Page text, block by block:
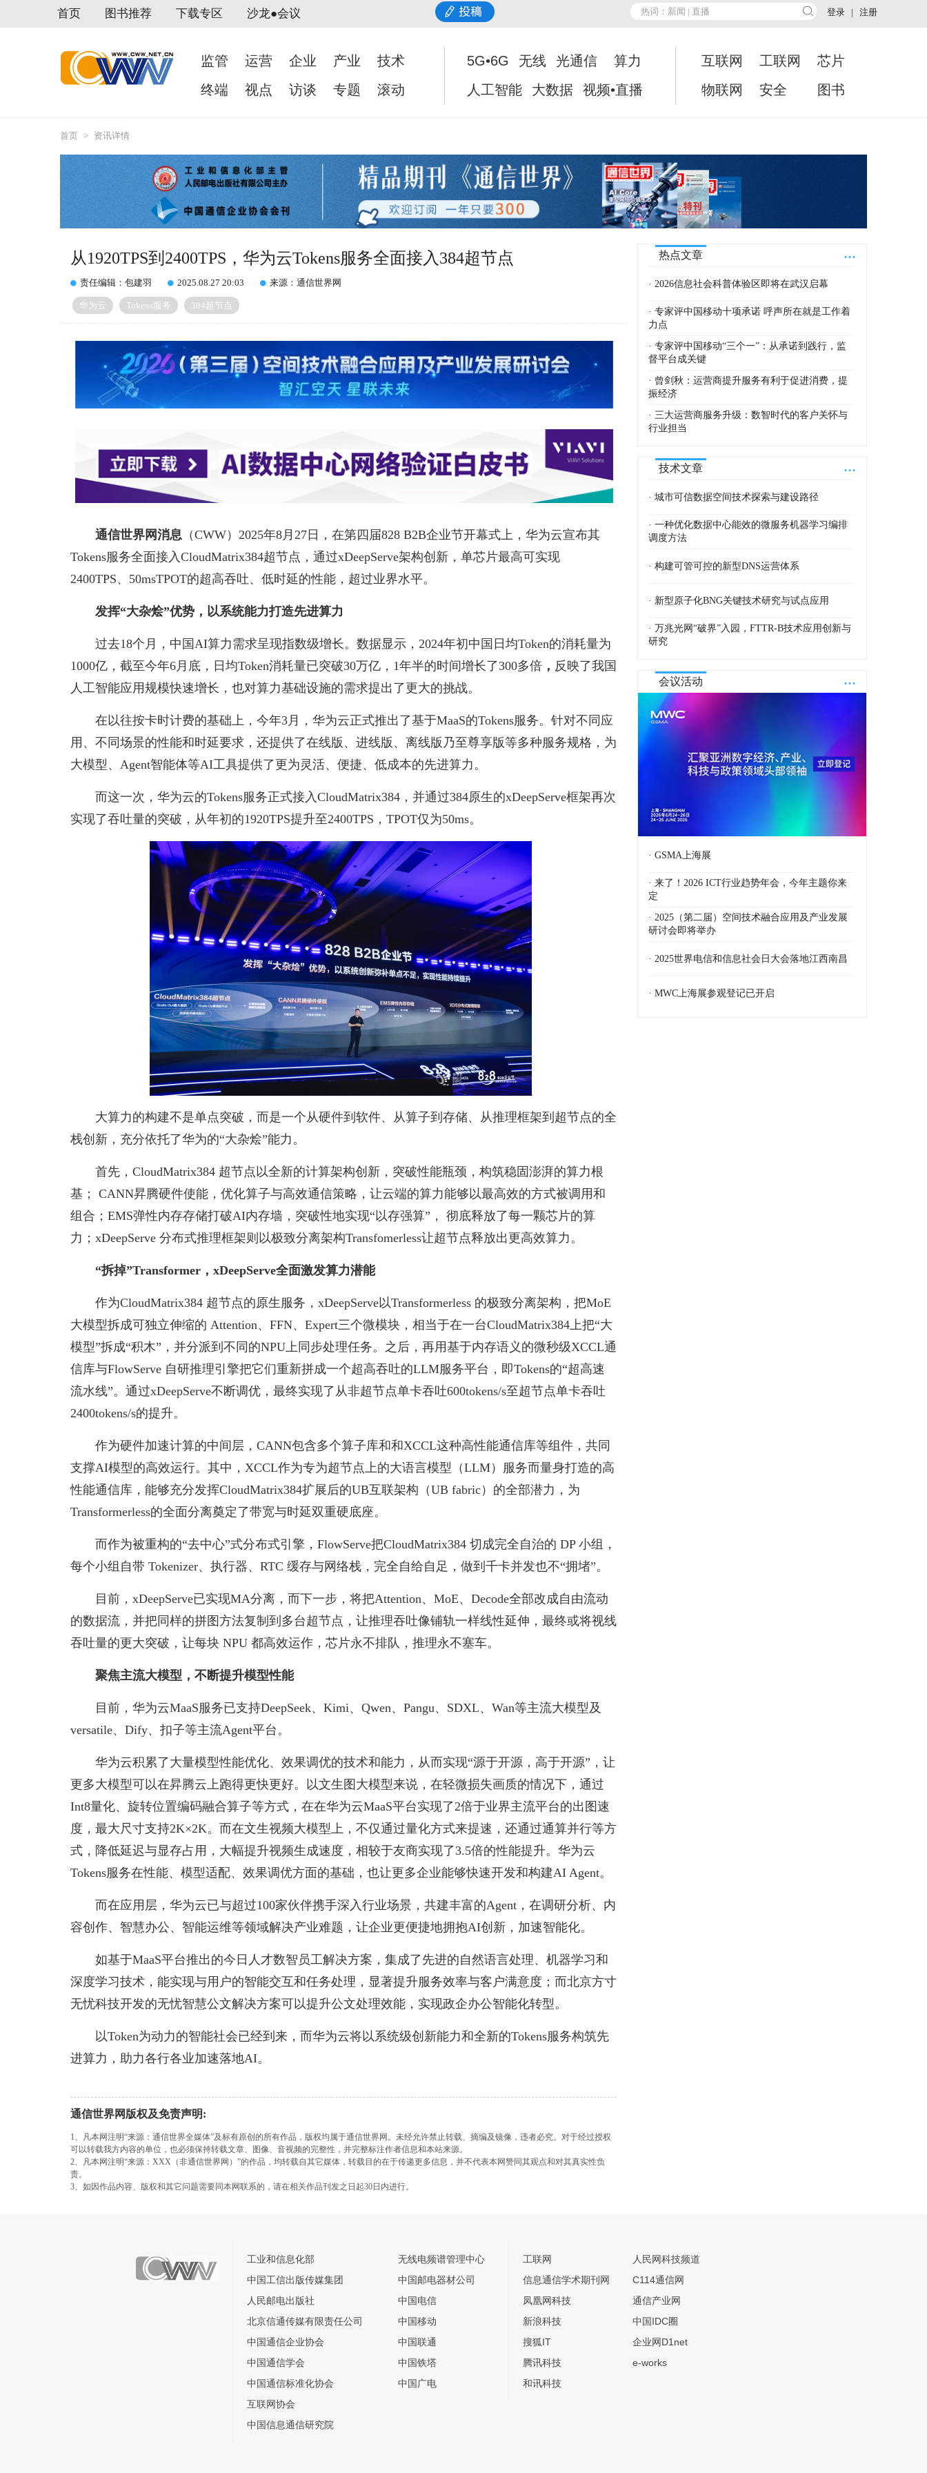
登录 | 注册
首页 图书推荐 下载专区 沙龙●会议
监管 运营 企业 产业
技术
终端
视点 访谈 专题 滚动
5G•6G 无线 光通信
算力
人工智能
大数据 视频•直播
互联网 工联网
芯片
物联网
安全 图书
首页 > 资讯详情
从1920TPS到2400TPS，华为云Tokens服务全面接入384超节点
责任编辑：包建羽 2025.08.27 20:03 来源：通信世界网
华为云 Tokens服务 384超节点
通信世界网消息 （CWW） 2025年8月27日，在第四届828 B2B企业节开幕式上，华为云宣布其
Tokens服务全面接入CloudMatrix384超节点，通过xDeepServe架构创新，单芯片最高可实现
2400TPS、50msTPOT的超高吞吐、低时延的性能，超过业界水平。
发挥“大杂烩”优势，以系统能力打造先进算力
过去18个月，中国AI算力需求呈现指数级增长。数据显示，2024年初中国日均Token的消耗量为
1000亿，截至今年6月底，日均Token消耗量已突破30万亿，1年半的时间增长了300多倍 ， 反映了我国
人工智能应用规模快速增长，也对算力基础设施的需求提出了更大的挑战。
在以往按卡时计费的基础上，今年3月，华为云正式推出了基于MaaS的Tokens服务。针对不同应
用、不同场景的性能和时延要求，还提供了在线版、进线版、离线版乃至尊享版等多种服务规格，为
大模型、Agent智能体等AI工具提供了更为灵活、便捷、低成本的先进算力。
而这一次，华为云的Tokens服务正式接入CloudMatrix384，并通过384原生的xDeepServe框架再次
实现了吞吐量的突破，从年初的1920TPS提升至2400TPS，TPOT仅为50ms。
大算力的构建不是单点突破，而是一个从硬件到软件、从算子到存储、从推理框架到超节点的全
栈创新，充分依托了华为的“大杂烩”能力。
首先，CloudMatrix384 超节点以全新的计算架构创新，突破性能瓶颈，构筑稳固澎湃的算力根
基； CANN昇腾硬件使能，优化算子与高效通信策略，让云端的算力能够以最高效的方式被调用和
组合；EMS弹性内存存储打破AI内存墙，突破性地实现“以存强算”， 彻底释放了每一颗芯片的算
力；xDeepServe 分布式推理框架则以极致分离架构Transfomerless让超节点释放出更高效算力。
“拆掉”Transformer，xDeepServe全面激发算力潜能
作为CloudMatrix384 超节点的原生服务，xDeepServe以Transformerless 的极致分离架构，把MoE
大模型拆成可独立伸缩的 Attention、FFN、Expert三个微模块，相当于在一台CloudMatrix384上把“大
模型”拆成“积木”，并分派到不同的NPU上同步处理任务。之后，再用基于内存语义的微秒级XCCL通
信库与FlowServe 自研推理引擎把它们重新拼成一个超高吞吐的LLM服务平台，即Tokens的“超高速
流水线”。通过xDeepServe不断调优，最终实现了从非超节点单卡吞吐600tokens/s至超节点单卡吞吐
2400tokens/s的提升。
作为硬件加速计算的中间层，CANN包含多个算子库和和XCCL这种高性能通信库等组件，共同
支撑AI模型的高效运行。其中，XCCL作为专为超节点上的大语言模型（LLM）服务而量身打造的高
性能通信库，能够充分发挥CloudMatrix384扩展后的UB互联架构（UB fabric）的全部潜力，为
Transformerless的全面分离奠定了带宽与时延双重硬底座。
而作为被重构的“去中心”式分布式引擎，FlowServe把CloudMatrix384 切成完全自治的 DP 小组，
每个小组自带 Tokenizer、执行器、RTC 缓存与网络栈，完全自给自足，做到千卡并发也不“拥堵”。
目前，xDeepServe已实现MA分离，而下一步，将把Attention、MoE、Decode全部改成自由流动
的数据流，并把同样的拼图方法复制到多台超节点，让推理吞吐像铺轨一样线性延伸，最终或将视线
吞吐量的更大突破，让每块 NPU 都高效运作，芯片永不排队，推理永不塞车。
聚焦主流大模型，不断提升模型性能
目前，华为云MaaS服务已支持DeepSeek、Kimi、Qwen、Pangu、SDXL、Wan等主流大模型及
versatile、Dify、扣子等主流Agent平台。
华为云积累了大量模型性能优化、效果调优的技术和能力，从而实现“源于开源，高于开源”，让
更多大模型可以在昇腾云上跑得更快更好。以文生图大模型来说，在轻微损失画质的情况下，通过
Int8量化、旋转位置编码融合算子等方式，在在华为云MaaS平台实现了2倍于业界主流平台的出图速
度，最大尺寸支持2K×2K。而在文生视频大模型上，不仅通过量化方式来提速，还通过通算并行等方
式，降低延迟与显存占用，大幅提升视频生成速度，相较于友商实现了3.5倍的性能提升。华为云
Tokens服务在性能、模型适配、效果调优方面的基础，也让更多企业能够快速开发和构建AI Agent。
而在应用层，华为云已与超过100家伙伴携手深入行业场景，共建丰富的Agent，在调研分析、内
容创作、智慧办公、智能运维等领域解决产业难题，让企业更便捷地拥抱AI创新，加速智能化。
如基于MaaS平台推出的今日人才数智员工解决方案，集成了先进的自然语言处理、机器学习和
深度学习技术，能实现与用户的智能交互和任务处理，显著提升服务效率与客户满意度；而北京方寸
无忧科技开发的无忧智慧公文解决方案可以提升公文处理效能，实现政企办公智能化转型。
以Token为动力的智能社会已经到来，而华为云将以系统级创新能力和全新的Tokens服务构筑先
进算力，助力各行各业加速落地AI。
通信世界网版权及免责声明:
1、凡本网注明“来源：通信世界全媒体”及标有原创的所有作品，版权均属于通信世界网。未经允许禁止转载、摘编及镜像，违者必究。对于经过授权
可以转载我方内容的单位，也必须保持转载文章、图像、音视频的完整性，并完整标注作者信息和本站来源。
2、凡本网注明“来源：XXX（非通信世界网）”的作品，均转载自其它媒体，转载目的在于传递更多信息，并不代表本网赞同其观点和对其真实性负
责。
3、如因作品内容、版权和其它问题需要同本网联系的，请在相关作品刊发之日起30日内进行。
...
热点文章
· 2026信息社会科普体验区即将在武汉启幕
· 专家评中国移动十项承诺 呼声所在就是工作着
力点
· 专家评中国移动“三个一”：从承诺到践行，监
督平台成关键
· 曾剑秋：运营商提升服务有利于促进消费，提
振经济
· 三大运营商服务升级：数智时代的客户关怀与
行业担当
...
技术文章
· 城市可信数据空间技术探索与建设路径
· 一种优化数据中心能效的微服务机器学习编排
调度方法
· 构建可管可控的新型DNS运营体系
· 新型原子化BNG关键技术研究与试点应用
· 万兆光网“破界”入园，FTTR-B技术应用创新与
研究
...
会议活动
· GSMA上海展
· 来了！2026 ICT行业趋势年会，今年主题你来
定
· 2025（第二届）空间技术融合应用及产业发展
研讨会即将举办
· 2025世界电信和信息社会日大会落地江西南昌
· MWC上海展参观登记已开启
工业和信息化部
中国工信出版传媒集团
人民邮电出版社
北京信通传媒有限责任公司
中国通信企业协会
中国通信学会
中国通信标准化协会
互联网协会
中国信息通信研究院
无线电频谱管理中心
中国邮电器材公司
中国电信
中国移动
中国联通
中国铁塔
中国广电
工联网
信息通信学术期刊网
凤凰网科技
新浪科技
搜狐IT
腾讯科技
和讯科技
人民网科技频道
C114通信网
通信产业网
中国IDC圈
企业网D1net
e-works